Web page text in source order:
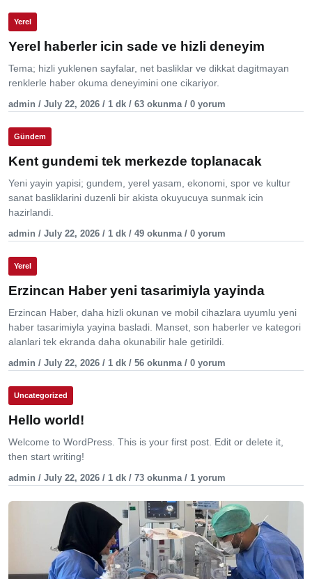
Yerel
Yerel haberler icin sade ve hizli deneyim
Tema; hizli yuklenen sayfalar, net basliklar ve dikkat dagitmayan
renklerle haber okuma deneyimini one cikariyor.
admin / July 22, 2026 / 1 dk / 63 okunma / 0 yorum
Gündem
Kent gundemi tek merkezde toplanacak
Yeni yayin yapisi; gundem, yerel yasam, ekonomi, spor ve kultur
sanat basliklarini duzenli bir akista okuyucuya sunmak icin
hazirlandi.
admin / July 22, 2026 / 1 dk / 49 okunma / 0 yorum
Yerel
Erzincan Haber yeni tasarimiyla yayinda
Erzincan Haber, daha hizli okunan ve mobil cihazlara uyumlu yeni
haber tasarimiyla yayina basladi. Manset, son haberler ve kategori
alanlari tek ekranda daha okunabilir hale getirildi.
admin / July 22, 2026 / 1 dk / 56 okunma / 0 yorum
Uncategorized
Hello world!
Welcome to WordPress. This is your first post. Edit or delete it,
then start writing!
admin / July 22, 2026 / 1 dk / 73 okunma / 1 yorum